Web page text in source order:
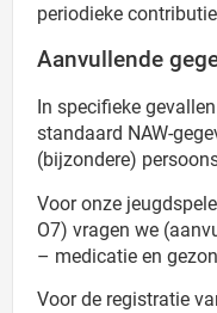
periodieke
Aanvullende
In specifieke
standaard NAW-
(bijzondere)
Voor onze
O7) vragen we
– medicatie en
Voor de registratie